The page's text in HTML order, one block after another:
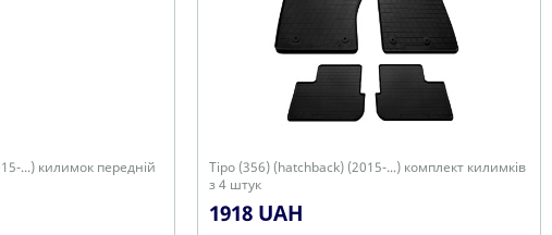
...) килимок передній
Tipo (356) (hatchback) (2015-...) комплект килимків
з 4 штук
1918 UAH